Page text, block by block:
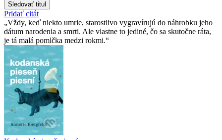
Sledovať titul
Pridať citát
Vždy, keď niekto umrie, starostlivo vygravírujú do náhrobku jeho
dátum narodenia a smrti. Ale vlastne to jediné, čo sa skutočne ráta,
je tá malá pomlčka medzi rokmi.